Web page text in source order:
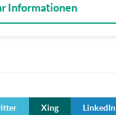
Informationen
Xing LinkedIn